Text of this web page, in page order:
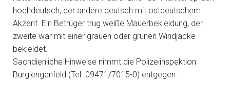
hochdeutsch, der andere deutsch mit ostdeutschem
Akzent. Ein Betrüger trug weiße Mauerbekleidung, der
zweite war mit einer grauen oder grünen Windjacke
bekleidet.
Sachdienliche Hinweise nimmt die Polizeiinspektion
Burglengenfeld (Tel. 09471/7015-0) entgegen.